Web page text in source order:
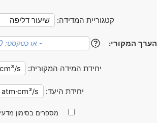
קטגוריית המדידה:
הערך המקורי: ?
יחידת המידה המקורית:
יחידת היעד:
מספרים בסימון מדעי